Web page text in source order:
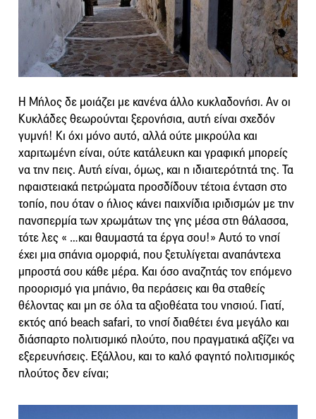
Η Μήλος δε μοιάζει με κανένα άλλο κυκλαδονήσι. Αν οι
Κυκλάδες θεωρούνται ξερονήσια, αυτή είναι σχεδόν
γυμνή! Κι όχι μόνο αυτό, αλλά ούτε μικρούλα και
χαριτωμένη είναι, ούτε κατάλευκη και γραφική μπορείς
να την πεις. Αυτή είναι, όμως, και η ιδιαιτερότητά της. Τα
ηφαιστειακά πετρώματα προσδίδουν τέτοια ένταση στο
τοπίο, που όταν ο ήλιος κάνει παιχνίδια ιριδισμών με την
πανσπερμία των χρωμάτων της γης μέσα στη θάλασσα,
τότε λες « …και θαυμαστά τα έργα σου!» Αυτό το νησί
έχει μια σπάνια ομορφιά, που ξετυλίγεται αναπάντεχα
μπροστά σου κάθε μέρα. Και όσο αναζητάς τον επόμενο
προορισμό για μπάνιο, θα περάσεις και θα σταθείς
θέλοντας και μη σε όλα τα αξιοθέατα του νησιού. Γιατί,
εκτός από beach safari, το νησί διαθέτει ένα μεγάλο και
διάσπαρτο πολιτισμικό πλούτο, που πραγματικά αξίζει να
εξερευνήσεις. Εξάλλου, και το καλό φαγητό πολιτισμικός
πλούτος δεν είναι;